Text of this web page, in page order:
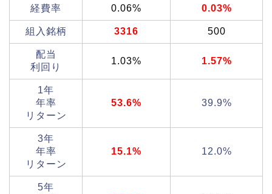
経費率 0.06% 0.03%
組入銘柄 3316 500
配当
利回り
1.03% 1.57%
1年
年率
リターン
53.6% 39.9%
3年
年率
リターン
15.1% 12.0%
5年